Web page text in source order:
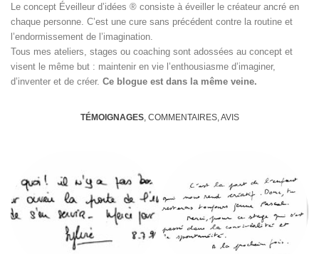
Le concept Éveilleur d’idées ® consiste à éveiller le créateur ancré en
chaque personne. C’est une cure sans précédent contre la routine et
l’endormissement de l’imagination.
Tous mes ateliers, stages ou coaching sont adossées au concept et
visent le même but : maintenir en vie l’enthousiasme d’imaginer,
d’inventer et de créer. Ce blogue est dans la même veine.
TÉMOIGNAGES, COMMENTAIRES, AVIS